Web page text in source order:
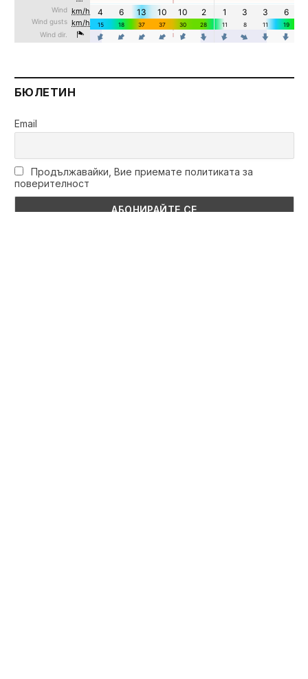
БЮЛЕТИН
Email
Продължавайки, Вие приемате политиката за
поверителност